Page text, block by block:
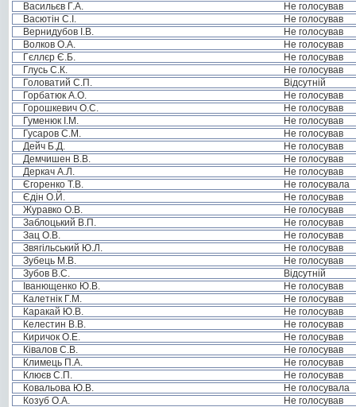
Васильєв Г.А.
Не голосував
Васютін С.І.
Не голосував
Вернидубов І.В.
Не голосував
Волков О.А.
Не голосував
Гєллєр Є.Б.
Не голосував
Глусь С.К.
Не голосував
Головатий С.П.
Відсутній
Горбатюк А.О.
Не голосував
Горошкевич О.С.
Не голосував
Гуменюк І.М.
Не голосував
Гусаров С.М.
Не голосував
Дейч Б.Д.
Не голосував
Демчишен В.В.
Не голосував
Деркач А.Л.
Не голосував
Єгоренко Т.В.
Не голосувала
Єдін О.Й.
Не голосував
Журавко О.В.
Не голосував
Заблоцький В.П.
Не голосував
Зац О.В.
Не голосував
Звягільський Ю.Л.
Не голосував
Зубець М.В.
Не голосував
Зубов В.С.
Відсутній
Іванющенко Ю.В.
Не голосував
Калетнік Г.М.
Не голосував
Каракай Ю.В.
Не голосував
Келестин В.В.
Не голосував
Киричок О.Е.
Не голосував
Ківалов С.В.
Не голосував
Климець П.А.
Не голосував
Клюєв С.П.
Не голосував
Ковальова Ю.В.
Не голосувала
Козуб О.А.
Не голосував